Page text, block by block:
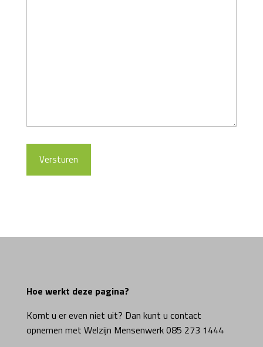
Hoe werkt deze pagina?
Komt u er even niet uit? Dan kunt u contact
opnemen met Welzijn Mensenwerk 085 273 1444